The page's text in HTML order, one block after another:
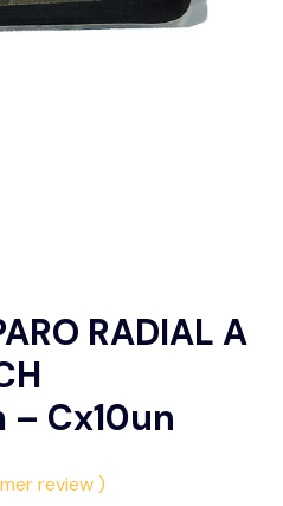
RADIAL A
Cx10un
review )